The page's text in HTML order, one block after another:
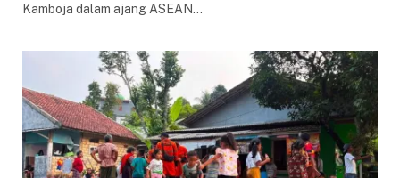
Kamboja dalam ajang ASEAN…